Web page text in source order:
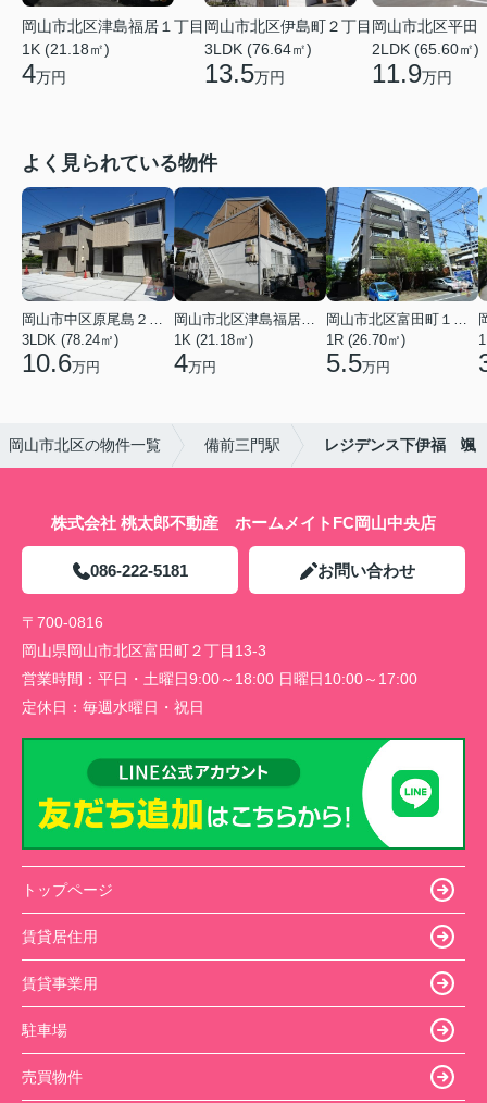
岡山市北区津島福居１丁目
1K (21.18㎡)
4万円
岡山市北区伊島町２丁目
3LDK (76.64㎡)
13.5万円
岡山市北区平田
2LDK (65.60㎡)
11.9万円
よく見られている物件
岡山市中区原尾島２丁目
3LDK (78.24㎡)
10.6万円
岡山市北区津島福居１丁目
1K (21.18㎡)
4万円
岡山市北区富田町１丁目
1R (26.70㎡)
5.5万円
岡山市北区の物件一覧 備前三門駅 レジデンス下伊福 颯
株式会社 桃太郎不動産 ホームメイトFC岡山中央店
086-222-5181 お問い合わせ
〒700-0816
岡山県岡山市北区富田町２丁目13-3
営業時間： 平日・土曜日9:00～18:00 日曜日10:00～17:00
定休日： 毎週水曜日・祝日
トップページ
賃貸居住用
賃貸事業用
駐車場
売買物件